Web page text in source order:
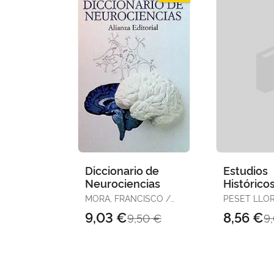
Diccionario de
Neurociencias
MORA, FRANCISCO /
MARÍA
9,50 €
9,03 €
Estudios
PESET
8,56 €